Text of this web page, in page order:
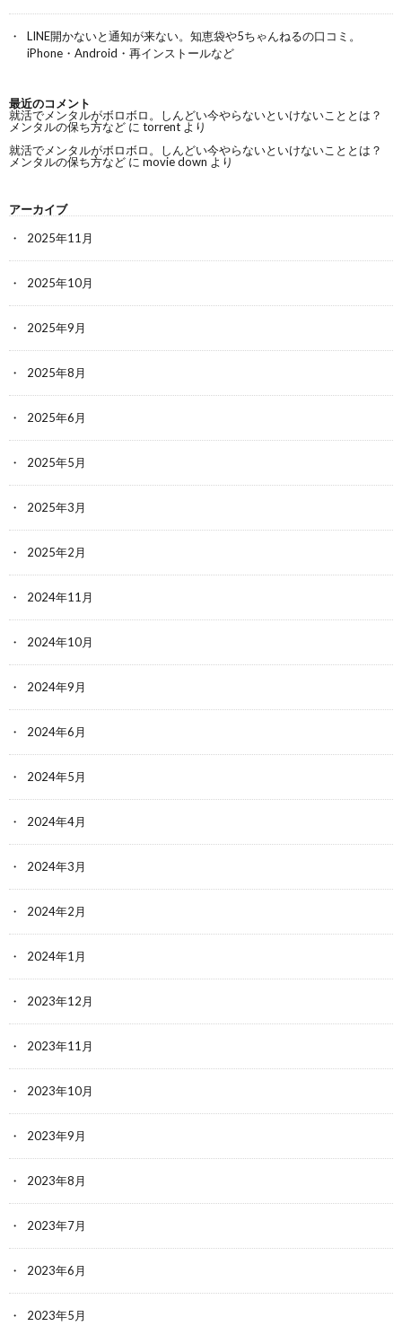
LINE開かないと通知が来ない。知恵袋や5ちゃんねるの口コミ。
iPhone・Android・再インストールなど
最近のコメント
就活でメンタルがボロボロ。しんどい今やらないといけないこととは？
メンタルの保ち方など に torrent より
就活でメンタルがボロボロ。しんどい今やらないといけないこととは？
メンタルの保ち方など に movie down より
アーカイブ
2025年11月
2025年10月
2025年9月
2025年8月
2025年6月
2025年5月
2025年3月
2025年2月
2024年11月
2024年10月
2024年9月
2024年6月
2024年5月
2024年4月
2024年3月
2024年2月
2024年1月
2023年12月
2023年11月
2023年10月
2023年9月
2023年8月
2023年7月
2023年6月
2023年5月